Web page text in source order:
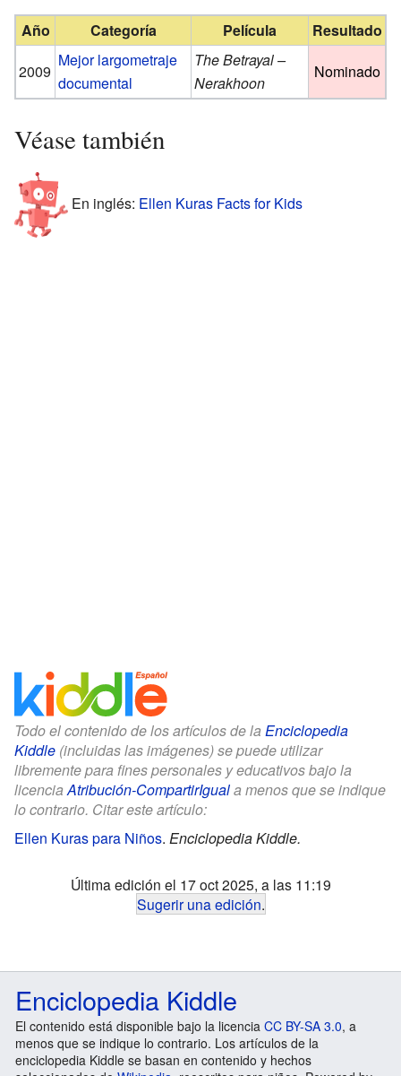
Año Categoría Película
Resultado
2009
Mejor largometraje
documental
The Betrayal –
Nerakhoon
Nominado
Véase también
En inglés: Ellen Kuras Facts for Kids
Todo el contenido de los artículos de la Enciclopedia
Kiddle (incluidas las imágenes) se puede utilizar
libremente para fines personales y educativos bajo la
licenciaAtribución-CompartirIguala menos que se indique
lo contrario. Citar este artículo:
Ellen Kuras para Niños. Enciclopedia Kiddle.
Última edición el 17 oct 2025, a las 11:19
Sugerir una edición.
Enciclopedia Kiddle
El contenido está disponible bajo la licencia CC BY-SA 3.0, a
menos que se indique lo contrario. Los artículos de la
enciclopedia Kiddle se basan en contenido y hechos